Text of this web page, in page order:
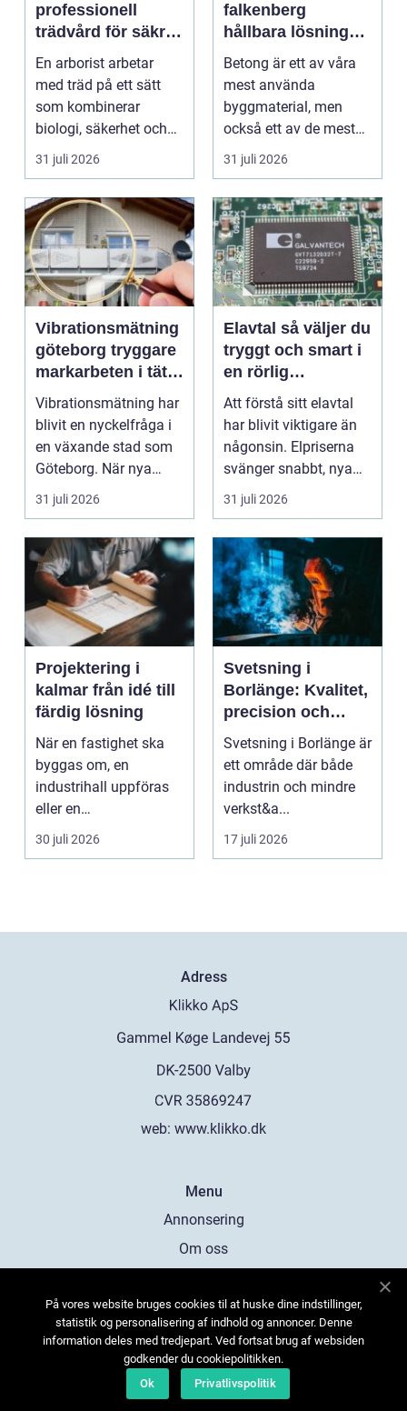
professionell
trädvård för säkra
och friska träd
En arborist arbetar
med träd på ett sätt
som kombinerar
biologi, säkerhet och
hantverk. I en stad so...
31 juli 2026
falkenberg
hållbara lösningar
för grund, golv
och utemiljö
Betong är ett av våra
mest använda
byggmaterial, men
också ett av de mest
missförstådda. Många
tänke...
31 juli 2026
Vibrationsmätning
göteborg tryggare
markarbeten i tät
stadsmiljö
Vibrationsmätning har
blivit en nyckelfråga i
en växande stad som
Göteborg. När nya
bostäder, broar,...
31 juli 2026
Elavtal så väljer du
tryggt och smart i
en rörlig
elmarknad
Att förstå sitt elavtal
har blivit viktigare än
någonsin. Elpriserna
svänger snabbt, nya
typer av av...
31 juli 2026
Projektering i
kalmar från idé till
färdig lösning
När en fastighet ska
byggas om, en
industrihall uppföras
eller en
lantbruksanläggning
moderniseras ä...
30 juli 2026
Svetsning i
Borlänge: Kvalitet,
precision och
hållbara
konstruktioner
Svetsning i Borlänge är
ett område där både
industrin och mindre
verkst&a...
17 juli 2026
Adress
web: www.klikko.dk
Menu
Annonsering
Om oss
Kontakta oss
Sitemap
På vores website bruges cookies til at huske dine indstillinger,
statistik og personalisering af indhold og annoncer. Denne
information deles med tredjepart. Ved fortsat brug af websiden
godkender du cookiepolitikken.
Ok
Privatlivspolitik